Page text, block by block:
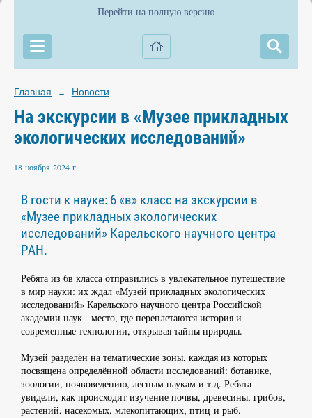
Перейти на полную версию
Главная → Новости
На экскурсии в «Музее прикладных
экологических исследований»
18 ноября 2024 г.
В гости к науке: 6 «в» класс на экскурсии в
«Музее прикладных экологических
исследований» Карельского научного центра
РАН.
Ребята из 6в класса отправились в увлекательное путешествие
в мир науки: их ждал «Музей прикладных экологических
исследований» Карельского научного центра Российской
академии наук - место, где переплетаются история и
современные технологии, открывая тайны природы.
Музей разделён на тематические зоны, каждая из которых
посвящена определённой области исследований: ботанике,
зоологии, почвоведению, лесным наукам и т.д. Ребята
увидели, как происходит изучение почвы, древесины, грибов,
растений, насекомых, млекопитающих, птиц и рыб.